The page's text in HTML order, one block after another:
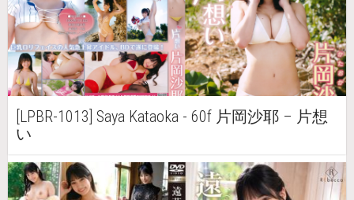
[LPBR-1013] Saya Kataoka - 60f 片岡沙耶 – 片想
い